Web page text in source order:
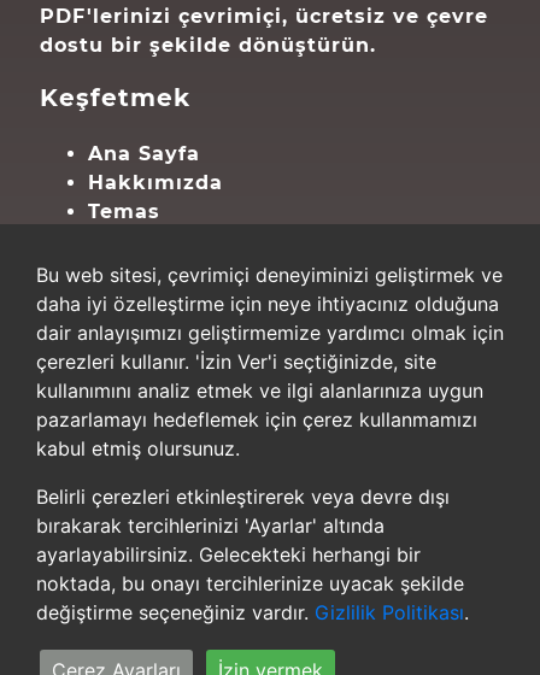
PDF'lerinizi çevrimiçi, ücretsiz ve çevre
dostu bir şekilde dönüştürün.
Keşfetmek
Ana Sayfa
Hakkımızda
Temas
Mahremiyet
şartlar
Mahremiyet
Çerez Ayarları
İlk bilen sen ol
Haberler için Abone Ol
Bu web sitesi, çevrimiçi deneyiminizi geliştirmek ve
daha iyi özelleştirme için neye ihtiyacınız olduğuna
dair anlayışımızı geliştirmemize yardımcı olmak için
çerezleri kullanır. 'İzin Ver'i seçtiğinizde, site
kullanımını analiz etmek ve ilgi alanlarınıza uygun
pazarlamayı hedeflemek için çerez kullanmamızı
kabul etmiş olursunuz.
Belirli çerezleri etkinleştirerek veya devre dışı
bırakarak tercihlerinizi 'Ayarlar' altında
ayarlayabilirsiniz. Gelecekteki herhangi bir
noktada, bu onayı tercihlerinize uyacak şekilde
değiştirme seçeneğiniz vardır. Gizlilik Politikası.
Çerez Ayarları İzin vermek